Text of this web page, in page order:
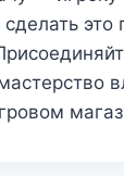
это